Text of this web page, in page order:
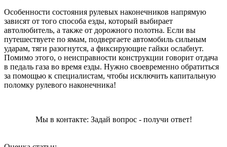
Особенности состояния рулевых наконечников напрямую
зависят от того способа езды, который выбирает
автолюбитель, а также от дорожного полотна. Если вы
путешествуете по ямам, подвергаете автомобиль сильным
ударам, тяги разогнутся, а фиксирующие гайки ослабнут.
Помимо этого, о неисправности конструкции говорит отдача
в педаль газа во время езды. Нужно своевременно обратиться
за помощью к специалистам, чтобы исключить капитальную
поломку рулевого наконечника!
Мы в контакте: Задай вопрос - получи ответ!